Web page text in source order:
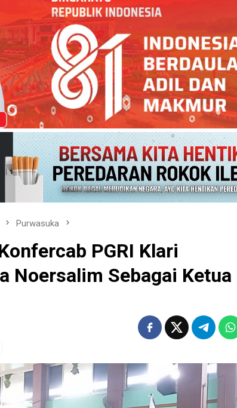
Purwasuka
PGRI Klari
Noersalim Sebagai Ketua